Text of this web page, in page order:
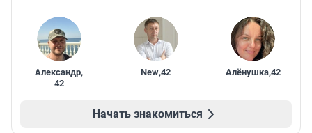
Александр,
42
New,42 Алёнушка,42
Начать знакомиться